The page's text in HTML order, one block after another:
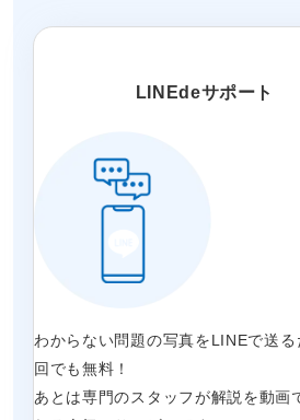
LINEdeサポート
わからない問題の写真をLINEで送る
回でも無料！
あとは専門のスタッフが解説を動画